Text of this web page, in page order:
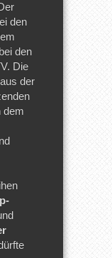
den
den
Die
der
dem